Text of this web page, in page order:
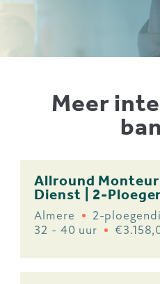
Meer
Allround Monteur
Dienst | 2-
Almere
2-
32 - 40 uur